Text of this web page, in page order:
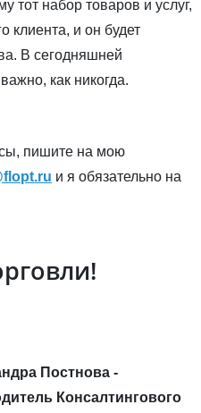
тот набор товаров и услуг,
клиента, и он будет
В сегодняшней
как никогда.
пишите на мою
и я обязательно на
Постнова -
Консалтингового